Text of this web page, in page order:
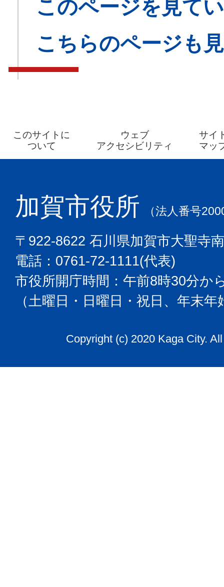
このページを見て
こちらのページも
このサイトに
ついて
ウェブ
アクセシビリティ
サイ
マッ
加賀市役所 （法人番号
〒922-8622 石川県加賀市大聖寺
電話：0761-72-1111(代表)
市役所開庁時間：午前8時30分か
（土曜日・日曜日・祝日、年末
Copyright (c) 2020 Kaga City.